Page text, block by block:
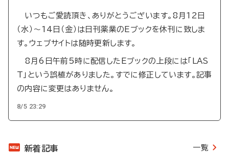
いつもご愛読頂き、ありがとうございます。8月12日
（水）～14日（金）は日刊薬業のEブックを休刊に致しま
す。ウェブサイトは随時更新します。
8月6日午前5時に配信したEブックの上段には「LAS
T」という誤植がありました。すでに修正しています。記事
の内容に変更はありません。
8/5 23:29
新着記事 一覧